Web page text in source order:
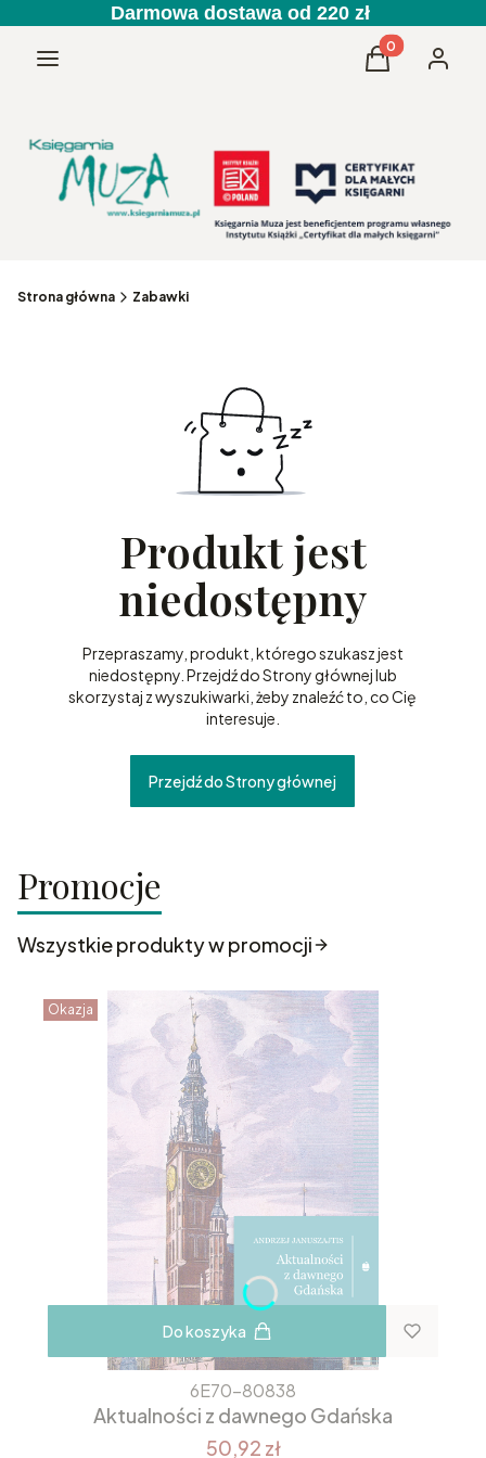
Darmowa dostawa od 220 zł
Menu Produkty w
Koszyk
Strona główna Zabawki
Produkt jest
niedostępny
Przepraszamy, produkt, którego szukasz jest
niedostępny. Przejdź do Strony głównej lub
skorzystaj z wyszukiwarki, żeby znaleźć to, co Cię
interesuje.
Przejdź do Strony głównej
Promocje
Wszystkie produkty w promocji
Okazja
Do koszyka
6E70-80838
Aktualności z dawnego Gdańska
50,92 zł